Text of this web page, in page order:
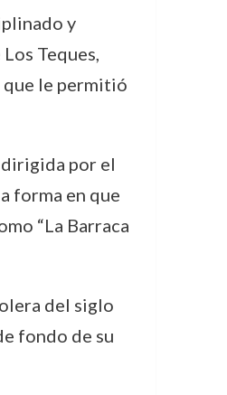
y
Teques,
que le permitió
por el
forma en que
“La Barraca
del siglo
fondo de su